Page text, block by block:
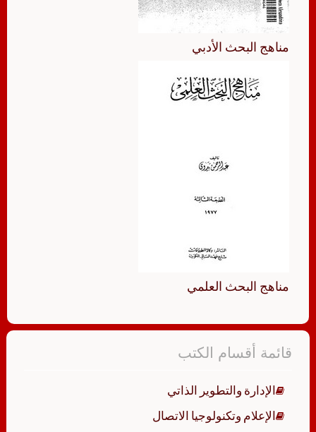
مناهج البحث الأدبي
مناهج البحث العلمي
قائمة أقسام الكتب
الإدارة والتطوير الذاتي
الإعلام وتكنولوجيا الاتصال